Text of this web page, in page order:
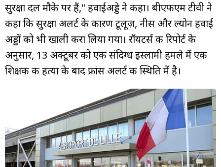
सुरक्षा दल मौके पर हैं," हवाईअड्डे ने कहा। बीएफएम टीवी ने
कहा कि सुरक्षा अलर्ट के कारण टूलूज़, नीस और ल्योन हवाई
अड्डों को भी खाली करा लिया गया। रॉयटर्स की रिपोर्ट के
अनुसार, 13 अक्टूबर को एक संदिग्ध इस्लामी हमले में एक
शिक्षक की हत्या के बाद फ्रांस अलर्ट की स्थिति में है।